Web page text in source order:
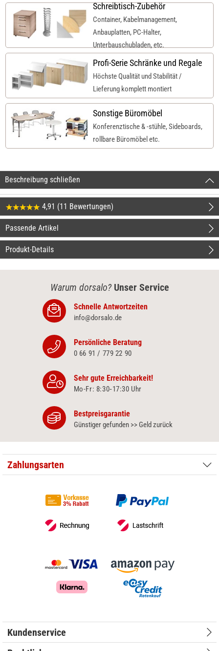
Schreibtisch-Zubehör
Container, Kabelmanagement,
Anbauplatten, PC-Halter,
Unterbauschubladen, etc.
Profi-Serie Schränke und Regale
Höchste Qualität und Stabilität /
Lieferung komplett montiert
Sonstige Büromöbel
Konferenztische & -stühle, Sideboards,
rollbare Büromöbel etc.
Beschreibung schließen
4,91 (11 Bewertungen)
Passende Artikel
Produkt-Details
Warum dorsalo? Unser Service
Schnelle Antwortzeiten
info@dorsalo.de
Persönliche Beratung
0 66 91 / 779 22 90
Sehr gute Erreichbarkeit!
Mo-Fr: 8:30‑17:30 Uhr
Bestpreisgarantie
Günstiger gefunden >> Geld zurück
Zahlungsarten
Kundenservice